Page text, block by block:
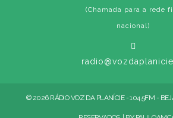
(Chamada para a rede
nacional)
© 2026 RÁDIO VOZ DA PLANÍCIE - 104.5FM -